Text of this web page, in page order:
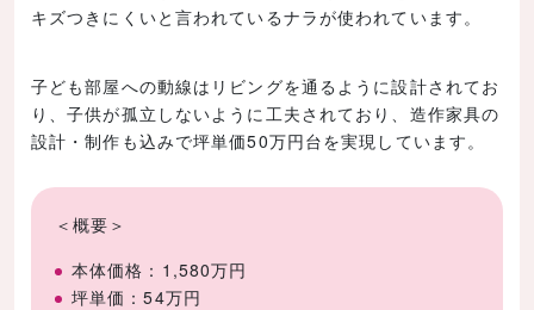
キズつきにくいと言われているナラが使われています。
子ども部屋への動線はリビングを通るように設計されてお
り、子供が孤立しないように工夫されており、造作家具の
設計・制作も込みで坪単価50万円台を実現しています。
＜概要＞
本体価格：1,580万円
坪単価：54万円